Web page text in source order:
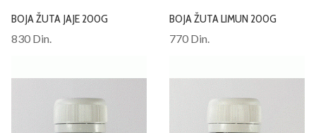
BOJA ŽUTA JAJE 200G
830 Din.
BOJA ŽUTA LIMUN 200G
770 Din.